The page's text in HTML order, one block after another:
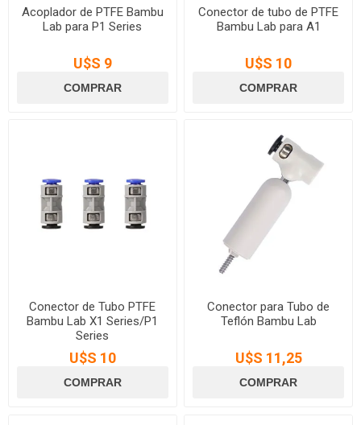
Acoplador de PTFE Bambu
Lab para P1 Series
U$S 9
Conector de tubo de PTFE
Bambu Lab para A1
U$S 10
Conector de Tubo PTFE
Bambu Lab X1 Series/P1
Series
U$S 10
Conector para Tubo de
Teflón Bambu Lab
U$S 11,25